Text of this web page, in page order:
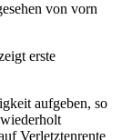
von vorn
erste
aufgeben, so
Verletztenrente